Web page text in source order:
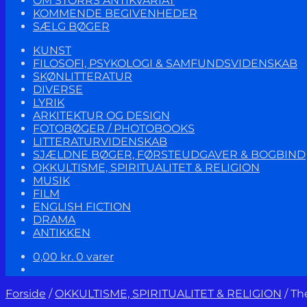
KOMMENDE BEGIVENHEDER
SÆLG BØGER
KUNST
FILOSOFI, PSYKOLOGI & SAMFUNDSVIDENSKAB
SKØNLITTERATUR
DIVERSE
LYRIK
ARKITEKTUR OG DESIGN
FOTOBØGER / PHOTOBOOKS
LITTERATURVIDENSKAB
SJÆLDNE BØGER, FØRSTEUDGAVER & BOGBIND
OKKULTISME, SPIRITUALITET & RELIGION
MUSIK
FILM
ENGLISH FICTION
DRAMA
ANTIKKEN
0,00 kr. 0 varer
Forside /OKKULTISME, SPIRITUALITET & RELIGION /